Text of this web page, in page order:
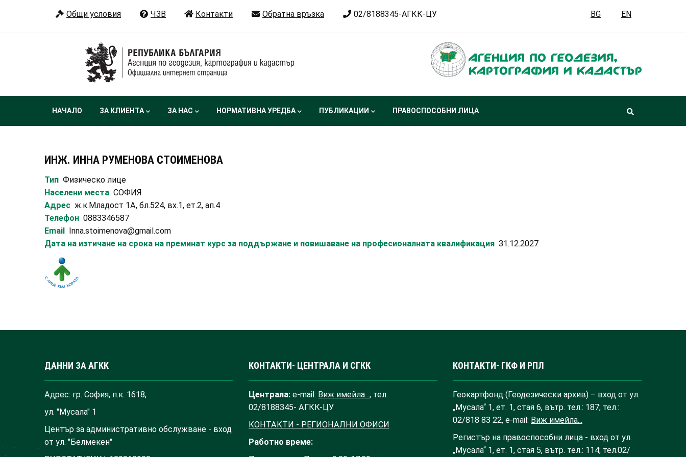
основното
Общи условия ЧЗВ Контакти Обратна връзка 02/8188345-АГКК-ЦУ BG EN
Main
НАЧАЛО ЗА КЛИЕНТА ЗА НАС НОРМАТИВНА УРЕДБА ПУБЛИКАЦИИ ПРАВОСПОСОБНИ ЛИЦА
ИНЖ. ИННА РУМЕНОВА СТОИМЕНОВА
Тип Физическо лице
Населени места СОФИЯ
Адрес ж.к.Младост 1А, бл.524, вх.1, ет.2, ап.4
Телефон 0883346587
Email Inna.stoimenova@gmail.com
Дата на изтичане на срока на преминат курс за поддържане и повишаване на професионалната квалификация 31.12.2027
ДАННИ ЗА АГКК
Адрес: гр. София, п.к. 1618,
ул. "Мусала" 1
Център за административно обслужване - вход
от ул. "Белмекен"
КОНТАКТИ- ЦЕНТРАЛА И СГКК
Централа: e-mail: Виж имейла..., тел.
02/8188345- АГКК-ЦУ
КОНТАКТИ - РЕГИОНАЛНИ ОФИСИ
Работно време:
КОНТАКТИ- ГКФ И РПЛ
Геокартфонд (Геодезически архив) – вход от ул.
„Мусала“ 1, ет. 1, стая 6, вътр. тел.: 187; тел.:
02/818 83 22, e-mail: Виж имейла...
Регистър на правоспособни лица - вход от ул.
„Мусала“ 1, ет. 1, стая 5, вътр. тел.: 114; тел.02/